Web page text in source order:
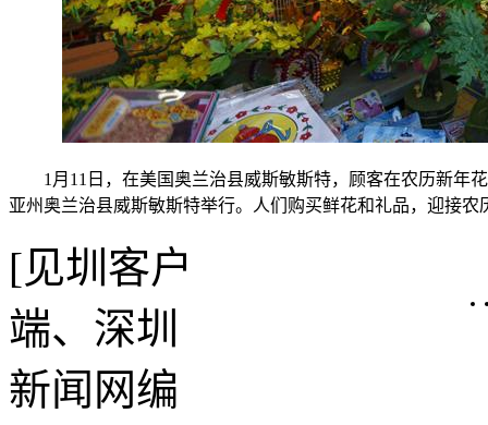
1月11日，在美国奥兰治县威斯敏斯特，顾客在农历新年
亚州奥兰治县威斯敏斯特举行。人们购买鲜花和礼品，迎接
[见圳客户
端、深圳
新闻网编